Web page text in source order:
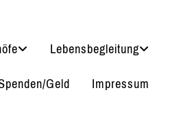
Lebensbegleitung
Geld Impressum